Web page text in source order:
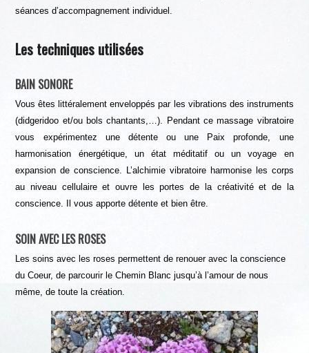
séances d’accompagnement individuel.
Les techniques utilisées
BAIN SONORE
Vous êtes littéralement enveloppés par les vibrations des instruments
(didgeridoo et/ou bols chantants,…). Pendant ce massage vibratoire
vous expérimentez une détente ou une Paix profonde, une
harmonisation énergétique, un état méditatif ou un voyage en
expansion de conscience. L’alchimie vibratoire harmonise les corps
au niveau cellulaire et ouvre les portes de la créativité et de la
conscience. Il vous apporte détente et bien être.
SOIN AVEC LES ROSES
Les soins avec les roses permettent de renouer avec la conscience
du Coeur, de parcourir le Chemin Blanc jusqu’à l’amour de nous
même, de toute la création.